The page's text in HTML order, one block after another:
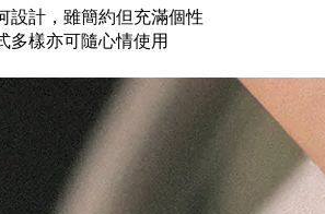
計，雖簡約但充滿個性
樣亦可隨心情使用